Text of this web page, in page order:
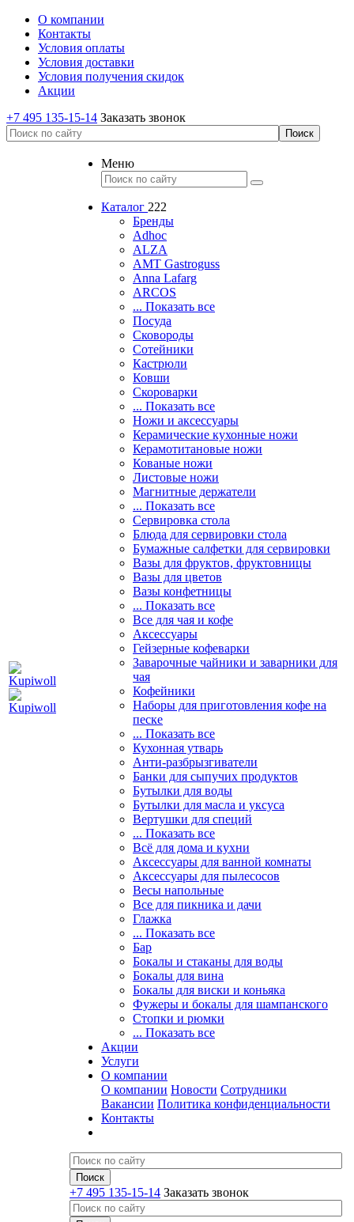
О компании
Контакты
Условия оплаты
Условия доставки
Условия получения скидок
Акции
+7 495 135-15-14 Заказать звонок
Меню
Каталог 222
Бренды
Adhoc
ALZA
AMT Gastroguss
Anna Lafarg
ARCOS
... Показать все
Посуда
Сковороды
Сотейники
Кастрюли
Ковши
Скороварки
... Показать все
Ножи и аксессуары
Керамические кухонные ножи
Керамотитановые ножи
Кованые ножи
Листовые ножи
Магнитные держатели
... Показать все
Сервировка стола
Блюда для сервировки стола
Бумажные салфетки для сервировки
Вазы для фруктов, фруктовницы
Вазы для цветов
Вазы конфетницы
... Показать все
Все для чая и кофе
Аксессуары
Гейзерные кофеварки
Заварочные чайники и заварники для
чая
Кофейники
Наборы для приготовления кофе на
песке
... Показать все
Кухонная утварь
Анти-разбрызгиватели
Банки для сыпучих продуктов
Бутылки для воды
Бутылки для масла и уксуса
Вертушки для специй
... Показать все
Всё для дома и кухни
Аксессуары для ванной комнаты
Аксессуары для пылесосов
Весы напольные
Все для пикника и дачи
Глажка
... Показать все
Бар
Бокалы и стаканы для воды
Бокалы для вина
Бокалы для виски и коньяка
Фужеры и бокалы для шампанского
Стопки и рюмки
... Показать все
Акции
Услуги
О компании
О компании Новости Сотрудники
Вакансии Политика конфиденциальности
Контакты
+7 495 135-15-14 Заказать звонок